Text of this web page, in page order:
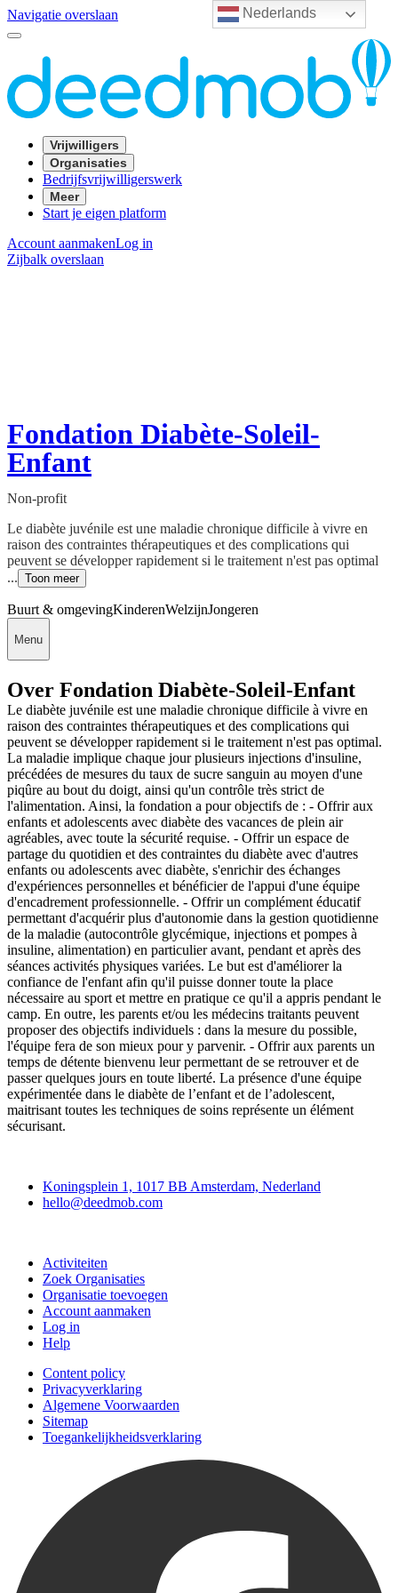
Nederlands
Navigatie overslaan
Vrijwilligers
Organisaties
Bedrijfsvrijwilligerswerk
Meer
Start je eigen platform
Account aanmakenLog in
Zijbalk overslaan
Fondation Diabète-Soleil-
Enfant
Non-profit
Le diabète juvénile est une maladie chronique difficile à vivre en
raison des contraintes thérapeutiques et des complications qui
peuvent se développer rapidement si le traitement n'est pas optimal
... Toon meer
Buurt & omgevingKinderenWelzijnJongeren
Menu
Over Fondation Diabète-Soleil-Enfant
Le diabète juvénile est une maladie chronique difficile à vivre en
raison des contraintes thérapeutiques et des complications qui
peuvent se développer rapidement si le traitement n'est pas optimal.
La maladie implique chaque jour plusieurs injections d'insuline,
précédées de mesures du taux de sucre sanguin au moyen d'une
piqûre au bout du doigt, ainsi qu'un contrôle très strict de
l'alimentation. Ainsi, la fondation a pour objectifs de : - Offrir aux
enfants et adolescents avec diabète des vacances de plein air
agréables, avec toute la sécurité requise. - Offrir un espace de
partage du quotidien et des contraintes du diabète avec d'autres
enfants ou adolescents avec diabète, s'enrichir des échanges
d'expériences personnelles et bénéficier de l'appui d'une équipe
d'encadrement professionnelle. - Offrir un complément éducatif
permettant d'acquérir plus d'autonomie dans la gestion quotidienne
de la maladie (autocontrôle glycémique, injections et pompes à
insuline, alimentation) en particulier avant, pendant et après des
séances activités physiques variées. Le but est d'améliorer la
confiance de l'enfant afin qu'il puisse donner toute la place
nécessaire au sport et mettre en pratique ce qu'il a appris pendant le
camp. En outre, les parents et/ou les médecins traitants peuvent
proposer des objectifs individuels : dans la mesure du possible,
l'équipe fera de son mieux pour y parvenir. - Offrir aux parents un
temps de détente bienvenu leur permettant de se retrouver et de
passer quelques jours en toute liberté. La présence d'une équipe
expérimentée dans le diabète de l’enfant et de l’adolescent,
maitrisant toutes les techniques de soins représente un élément
sécurisant.
Koningsplein 1, 1017 BB Amsterdam, Nederland
hello@deedmob.com
Activiteiten
Zoek Organisaties
Organisatie toevoegen
Account aanmaken
Log in
Help
Content policy
Privacyverklaring
Algemene Voorwaarden
Sitemap
Toegankelijkheidsverklaring